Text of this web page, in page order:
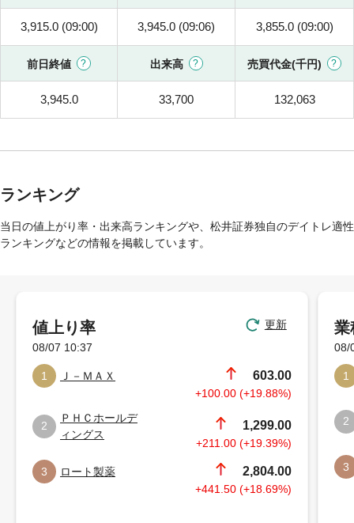
3,915.0 (09:00) 3,945.0 (09:06) 3,855.0 (09:00)
前日終値 出来高 売買代金(千円)
3,945.0 33,700 132,063
ランキング
当日の値上がり率・出来高ランキングや、松井証券独自のデイトレ適性
ランキングなどの情報を掲載しています。